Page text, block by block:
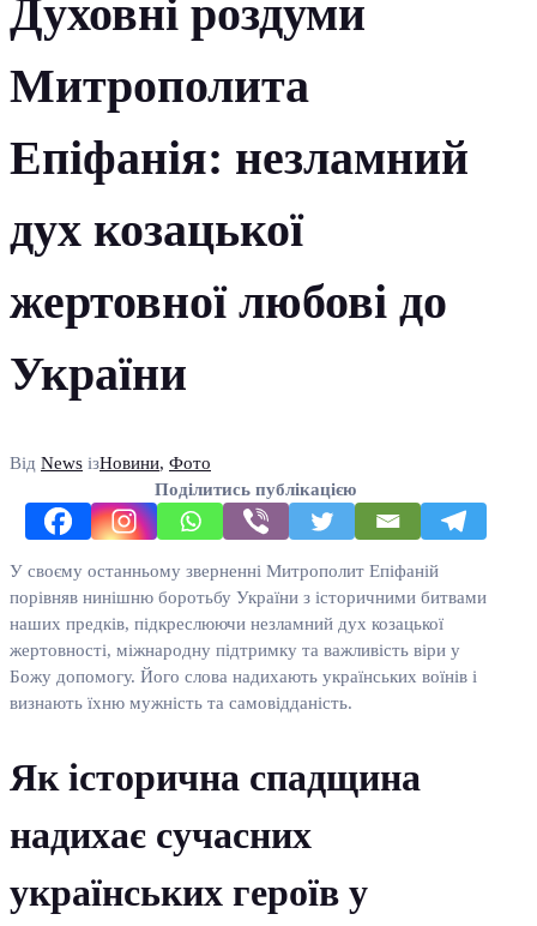
Духовні роздуми
Митрополита
Епіфанія: незламний
дух козацької
жертовної любові до
України
Від News ізНовини, Фото
Поділитись публікацією
У своєму останньому зверненні Митрополит Епіфаній
порівняв нинішню боротьбу України з історичними битвами
наших предків, підкреслюючи незламний дух козацької
жертовності, міжнародну підтримку та важливість віри у
Божу допомогу. Його слова надихають українських воїнів і
визнають їхню мужність та самовідданість.
Як історична спадщина
надихає сучасних
українських героїв у